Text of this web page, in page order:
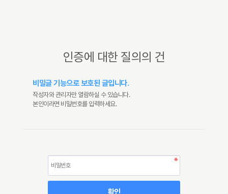
인증에 대한 질의의 건
비밀글 기능으로 보호된 글입니다.
작성자와 관리자만 열람하실 수 있습니다.
본인이라면 비밀번호를 입력하세요.